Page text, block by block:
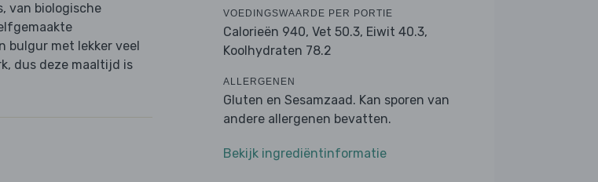
van biologische
bulgur met lekker veel
dus deze maaltijd is
VOEDINGSWAARDE PER PORTIE
Calorieën 940, Vet 50.3, Eiwit 40.3,
Koolhydraten 78.2
ALLERGENEN
Gluten en Sesamzaad. Kan sporen van
andere allergenen bevatten.
Bekijk ingrediëntinformatie